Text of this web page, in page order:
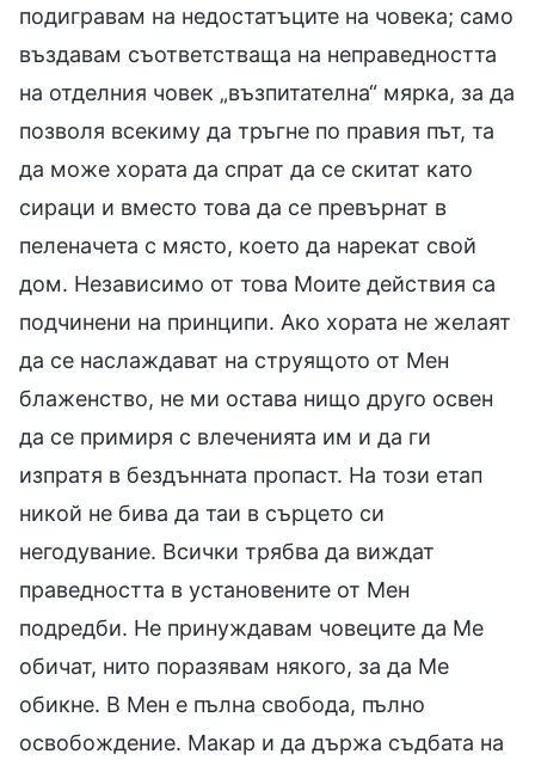
подигравам на недостатъците на човека; само
въздавам съответстваща на неправедността
на отделния човек „възпитателна“ мярка, за да
позволя всекиму да тръгне по правия път, та
да може хората да спрат да се скитат като
сираци и вместо това да се превърнат в
пеленачета с място, което да нарекат свой
дом. Независимо от това Моите действия са
подчинени на принципи. Ако хората не желаят
да се наслаждават на струящото от Мен
блаженство, не ми остава нищо друго освен
да се примиря с влеченията им и да ги
изпратя в бездънната пропаст. На този етап
никой не бива да таи в сърцето си
негодувание. Всички трябва да виждат
праведността в установените от Мен
подредби. Не принуждавам човеците да Ме
обичат, нито поразявам някого, за да Ме
обикне. В Мен е пълна свобода, пълно
освобождение. Макар и да държа съдбата на